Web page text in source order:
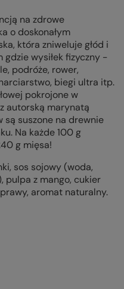
na zdrowe
o doskonałym
która zniweluje głód i
wysiłek fizyczny -
podróże, rower,
biegi ultra itp.
pokrojone w
autorską marynatą
są suszone na drewnie
Na każde 100 g
g mięsa!
sos sojowy (woda,
pulpa z mango, cukier
aromat naturalny.